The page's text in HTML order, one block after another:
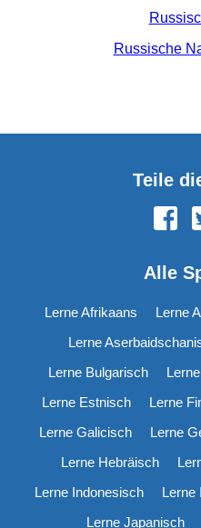
Russische
Teile
Alle
Lerne Afrikaans Lerne
Lerne
Lerne Bulgarisch
Lerne Estnisch
Lerne
Lerne Galicisch
Lerne
Lerne Hebräisch
Lerne Indonesisch
Lerne
Lerne Japanisch